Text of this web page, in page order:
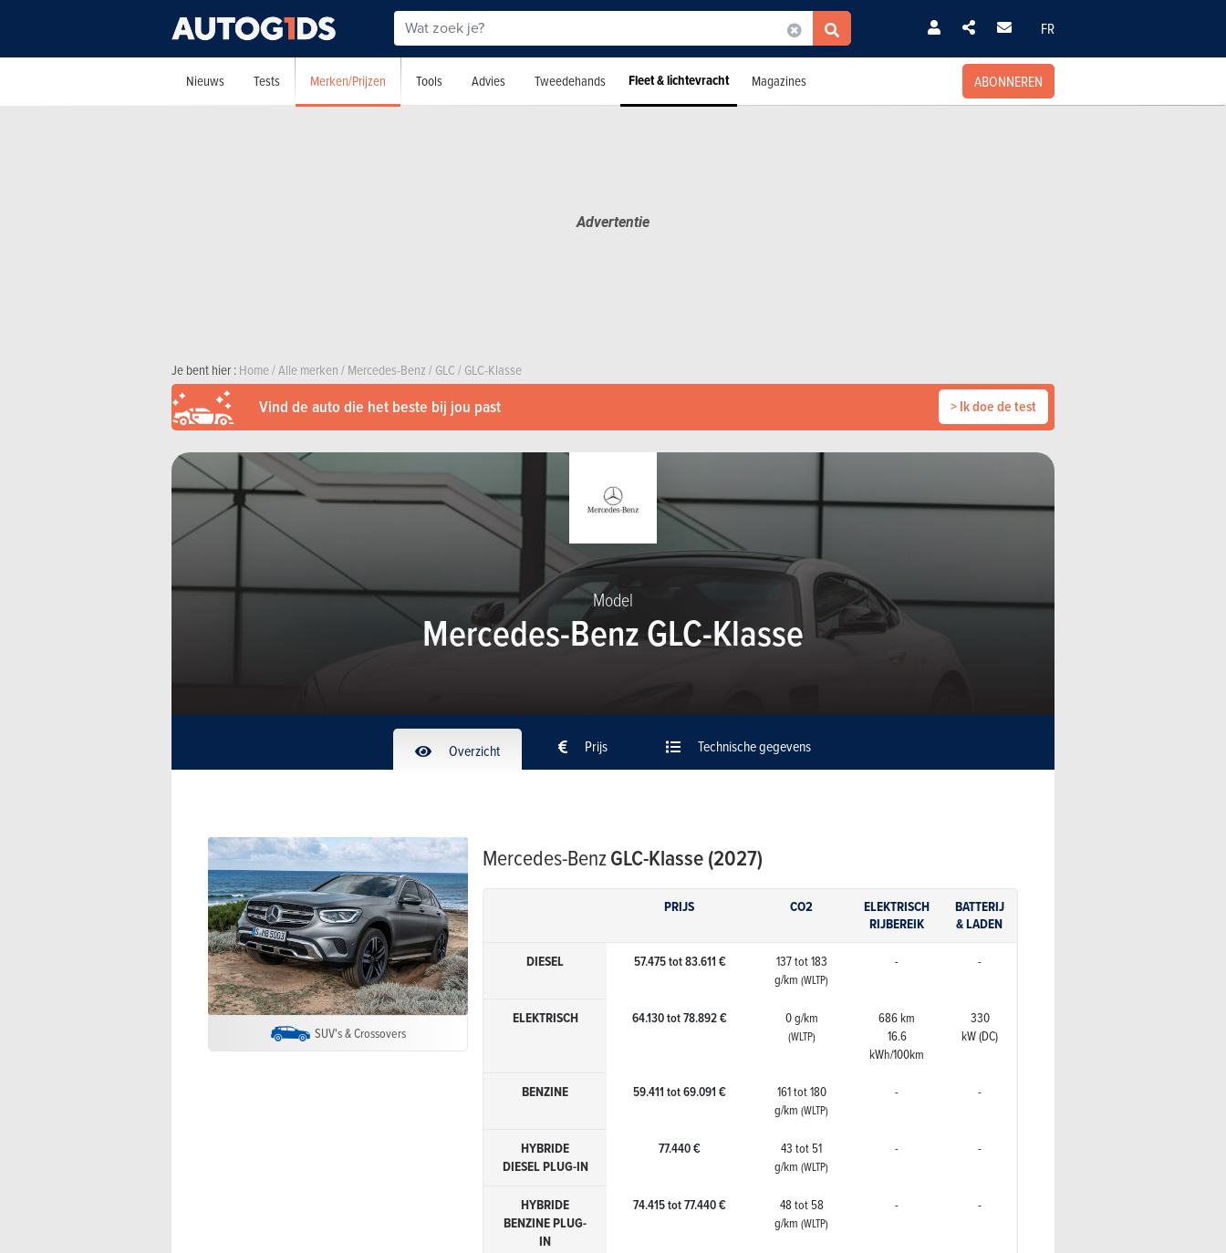
FR
Nieuws Tests Merken/Prijzen Tools Advies Tweedehands Fleet & lichtevracht Magazines ABONNEREN
Je bent hier :Home/Alle merken/Mercedes-Benz/GLC/GLC-Klasse
Vind de auto die het beste bij jou past > Ik doe de test
Model
Mercedes-Benz GLC-Klasse
Overzicht Prijs Technische gegevens
SUV's & Crossovers
Mercedes-BenzGLC-Klasse (2027)
PRIJS CO2
ELEKTRISCH
RIJBEREIK
BATTERIJ
& LADEN
DIESEL
57.475 tot 83.611 €
137 tot 183
g/km(WLTP)
- -
ELEKTRISCH 64.130 tot 78.892 € 0 g/km
(WLTP)
686 km
16.6
kWh/100km
330
kW (DC)
BENZINE 59.411 tot 69.091 €
161 tot 180
g/km(WLTP)
- -
HYBRIDE
DIESEL PLUG-IN
77.440 €
43 tot 51
g/km(WLTP)
- -
HYBRIDE
BENZINE PLUG-
IN
74.415 tot 77.440 €
48 tot 58
g/km(WLTP)
- -